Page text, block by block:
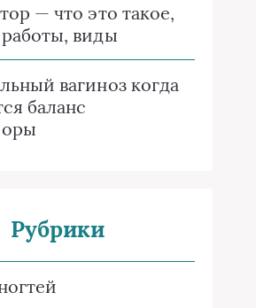
— что это такое,
виды
вагиноз когда
баланс
Рубрики